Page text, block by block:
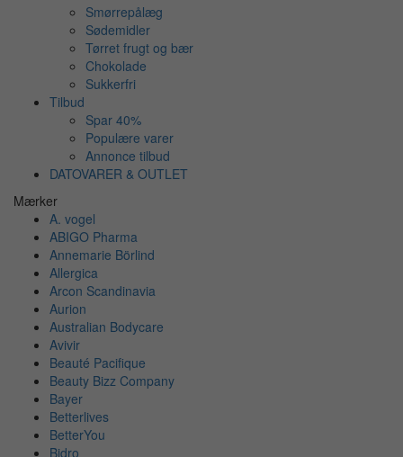
Smørrepålæg
Sødemidler
Tørret frugt og bær
Chokolade
Sukkerfri
Tilbud
Spar 40%
Populære varer
Annonce tilbud
DATOVARER & OUTLET
Mærker
A. vogel
ABIGO Pharma
Annemarie Börlind
Allergica
Arcon Scandinavia
Aurion
Australian Bodycare
Avivir
Beauté Pacifique
Beauty Bizz Company
Bayer
Betterlives
BetterYou
Bidro